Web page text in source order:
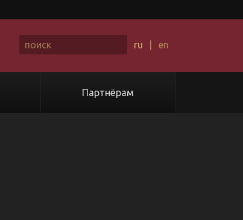
ru en
Партнёрам